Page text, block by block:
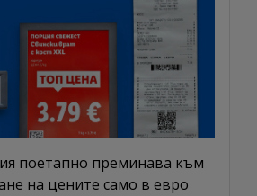
поетапно преминава към
на цените само в евро